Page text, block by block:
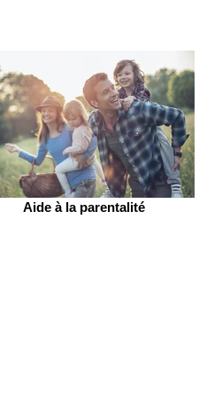
Aide à la parentalité